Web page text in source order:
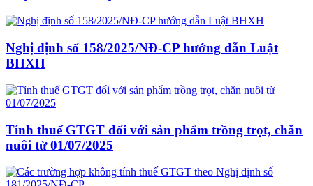
Nghị định số 158/2025/NĐ-CP hướng dẫn Luật
BHXH
Tính thuế GTGT đối với sản phẩm trồng trọt, chăn
nuôi từ 01/07/2025